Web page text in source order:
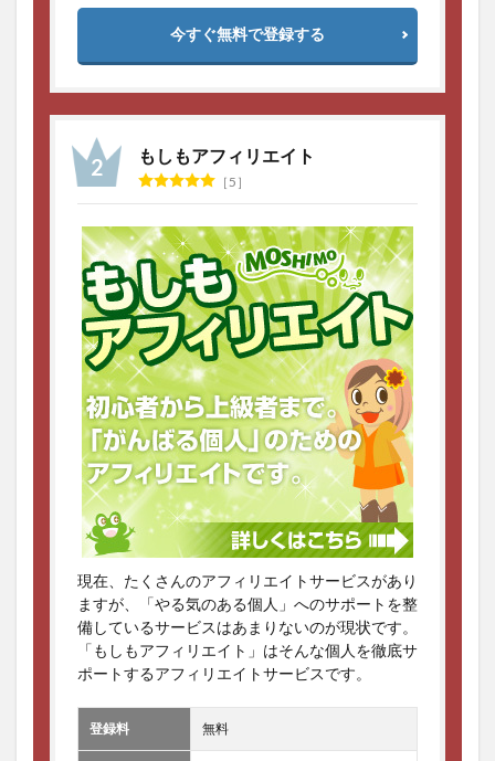
今すぐ無料で登録する
もしもアフィリエイト
5
現在、たくさんのアフィリエイトサービスがあり
ますが、「やる気のある個人」へのサポートを整
備しているサービスはあまりないのが現状です。
「もしもアフィリエイト」はそんな個人を徹底サ
ポートするアフィリエイトサービスです。
登録料 無料